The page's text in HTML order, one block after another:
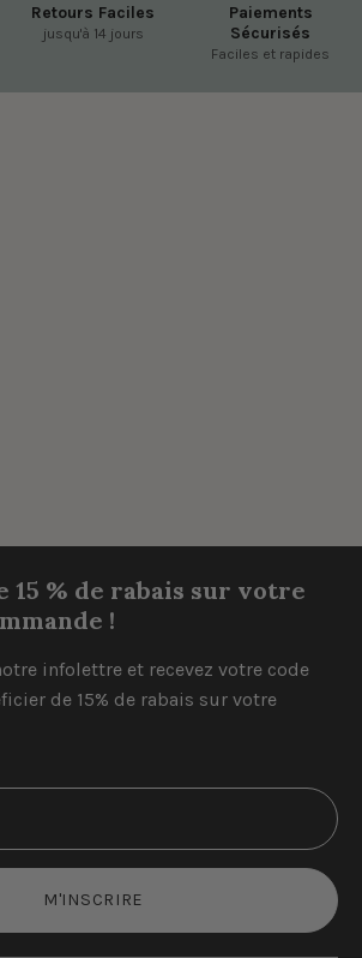
Retours Faciles
jusqu'à 14 jours
Paiements
Sécurisés
Faciles et rapides
15 % de rabais sur votre
!
infolettre et recevez votre code
de 15% de rabais sur votre
M'INSCRIRE